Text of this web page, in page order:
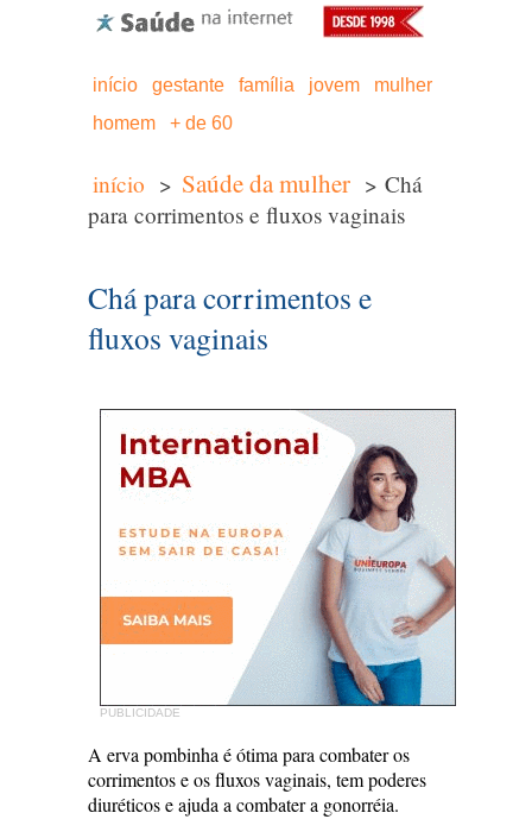
início gestante família jovem
mulher
homem
+ de 60
início > Saúde da mulher > Chá
para corrimentos e fluxos vaginais
Chá para corrimentos e
fluxos vaginais
PUBLICIDADE
A erva pombinha é ótima para combater os
corrimentos e os fluxos vaginais, tem poderes
diuréticos e ajuda a combater a gonorréia.